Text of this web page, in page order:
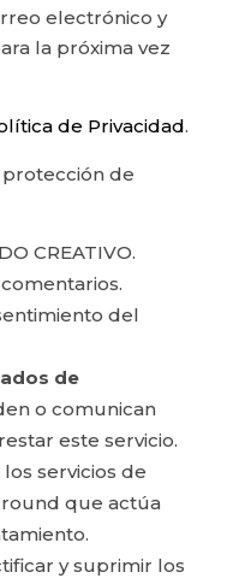
electrónico y
la próxima vez
de Privacidad.
de
CREATIVO.
del
de
o comunican
este servicio.
servicios de
que actúa
y suprimir los